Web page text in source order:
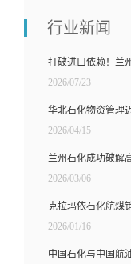
行业新闻
打破进口依赖！兰
2026/07/23
华北石化物资管理
2026/04/15
兰州石化成功破解
2026/03/06
克拉玛依石化航煤
2026/01/16
中国石化与中国航